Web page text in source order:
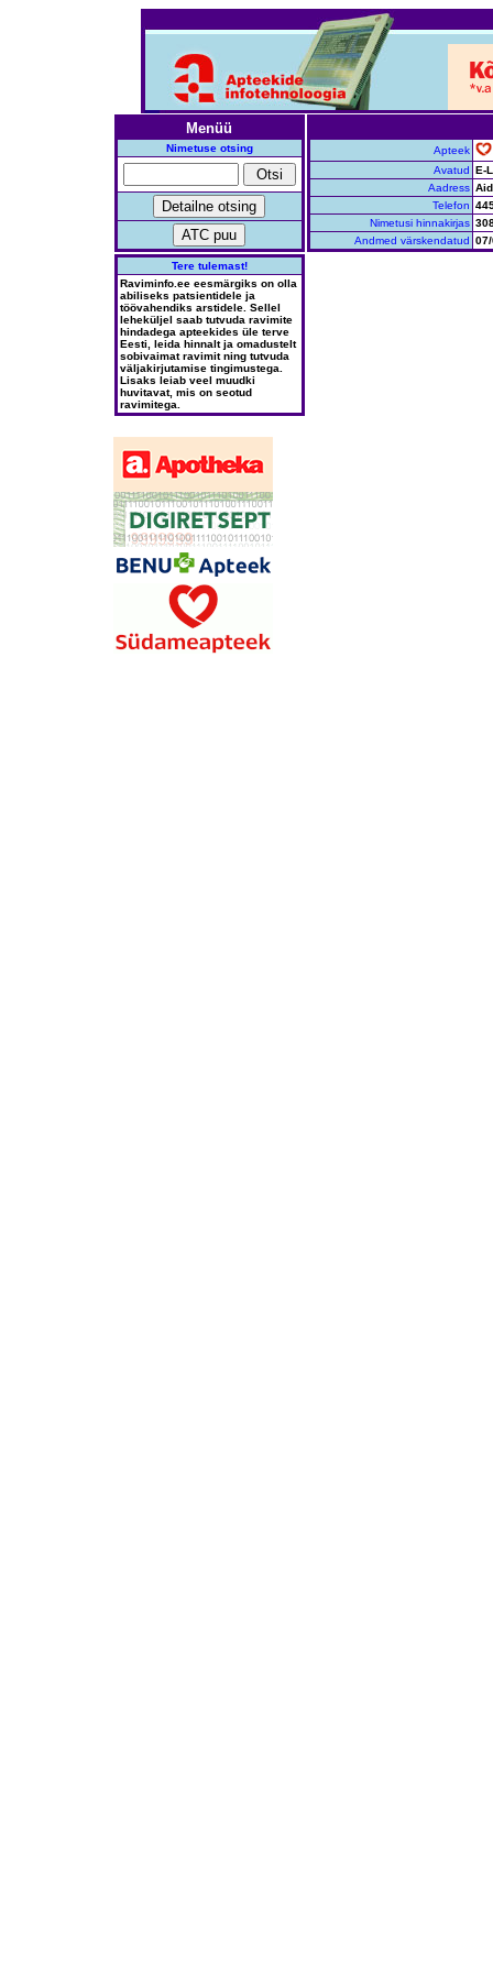
Menüü
Nimetuse otsing
Tere tulemast!
Raviminfo.ee eesmärgiks on olla
abiliseks patsientidele ja
töövahendiks arstidele. Sellel
leheküljel saab tutvuda ravimite
hindadega apteekides üle terve
Eesti, leida hinnalt ja omadustelt
sobivaimat ravimit ning tutvuda
väljakirjutamise tingimustega.
Lisaks leiab veel muudki
huvitavat, mis on seotud
ravimitega.
Apteek
Avatud E-
Aadress
Telefon
Nimetusi hinnakirjas
Andmed värskendatud